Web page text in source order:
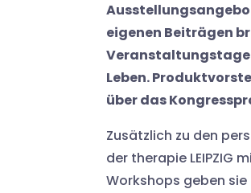
eigenen Beiträgen
Leben.
über das
Zusätzlich zu den
der therapie LEIPZIG
Workshops geben